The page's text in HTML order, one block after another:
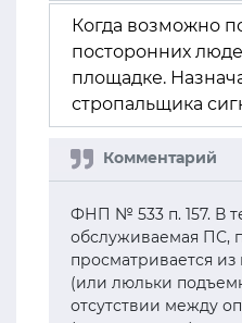
Когда возможно
посторонних
площадке.
стропальщика
ФНП № 533 п. 157. В
обслуживаемая ПС,
просматривается
(или люльки
отсутствии между